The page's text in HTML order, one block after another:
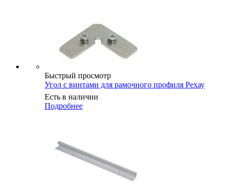
Быстрый просмотр
Угол с винтами для рамочного профиля Рехау
Есть в наличии
Подробнее